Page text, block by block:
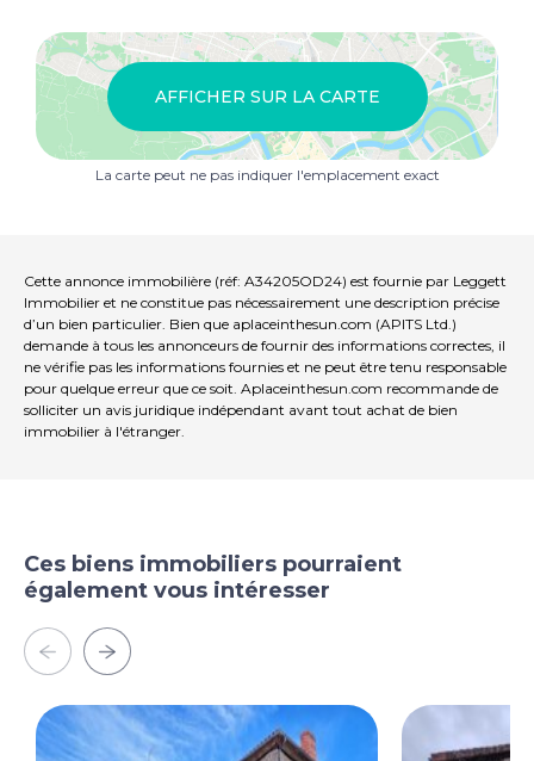
AFFICHER SUR LA CARTE
La carte peut ne pas indiquer l'emplacement exact
Cette annonce immobilière (réf: A34205OD24) est fournie par Leggett
Immobilier et ne constitue pas nécessairement une description précise
d’un bien particulier. Bien que aplaceinthesun.com (APITS Ltd.)
demande à tous les annonceurs de fournir des informations correctes, il
ne vérifie pas les informations fournies et ne peut être tenu responsable
pour quelque erreur que ce soit. Aplaceinthesun.com recommande de
solliciter un avis juridique indépendant avant tout achat de bien
immobilier à l'étranger.
Ces biens immobiliers pourraient
également vous intéresser